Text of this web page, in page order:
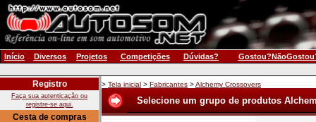
Início Diversos Projetos Competições Dúvidas?
Registro
Faça sua autenticação ou
registre-se aqui.
Cesta de compras
> Tela inicial > Fabricantes >Alchemy Crossovers
Selecione um grupo de produtos